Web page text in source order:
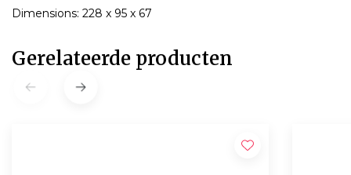
Dimensions: 228 x 95 x 67
Gerelateerde producten